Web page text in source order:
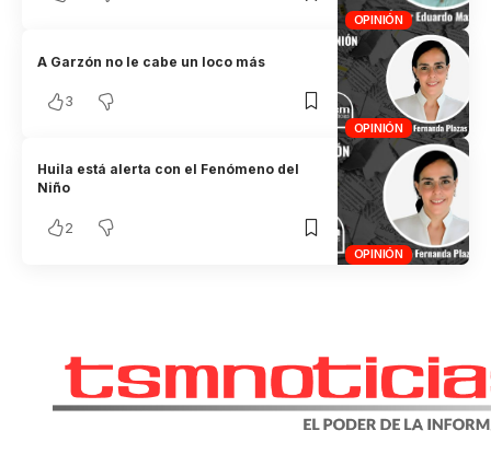
OPINIÓN
OPINIÓN
A Garzón no le cabe un loco más
3
OPINIÓN
Huila está alerta con el Fenómeno del
Niño
2